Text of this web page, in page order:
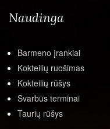
Naudinga
Barmeno įrankiai
Kokteilių ruošimas
Kokteilių rūšys
Svarbūs terminai
Taurių rūšys